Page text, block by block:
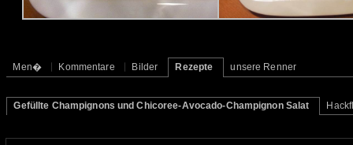
Men� Kommentare Bilder Rezepte unsere Renner
Gefüllte Champignons und Chicoree-Avocado-Champignon Salat